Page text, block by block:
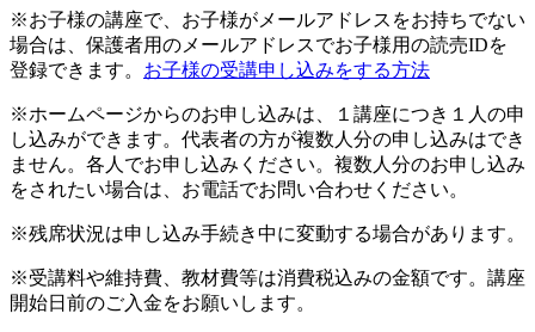
※お子様の講座で、お子様がメールアドレスをお持ちでない
場合は、保護者用のメールアドレスでお子様用の読売IDを
登録できます。 お子様の受講申し込みをする方法
※ホームページからのお申し込みは、１講座につき１人の申
し込みができます。代表者の方が複数人分の申し込みはでき
ません。各人でお申し込みください。複数人分のお申し込み
をされたい場合は、お電話でお問い合わせください。
※残席状況は申し込み手続き中に変動する場合があります。
※受講料や維持費、教材費等は消費税込みの金額です。講座
開始日前のご入金をお願いします。